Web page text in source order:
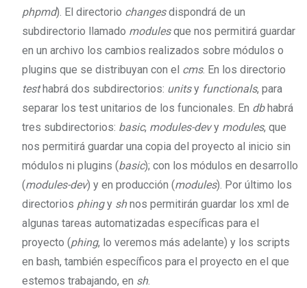
phpmd). El directorio changesdispondrá de un
subdirectorio llamado modulesque nos permitirá guardar
en un archivo los cambios realizados sobre módulos o
plugins que se distribuyan con el cms. En los directorio
testhabrá dos subdirectorios: unitsy functionals, para
separar los test unitarios de los funcionales. En dbhabrá
tres subdirectorios: basic, modules-devy modules, que
nos permitirá guardar una copia del proyecto al inicio sin
módulos ni plugins (basic); con los módulos en desarrollo
(modules-dev) y en producción (modules). Por último los
directorios phingy shnos permitirán guardar los xml de
algunas tareas automatizadas específicas para el
proyecto (phing, lo veremos más adelante) y los scripts
en bash, también específicos para el proyecto en el que
estemos trabajando, en sh.